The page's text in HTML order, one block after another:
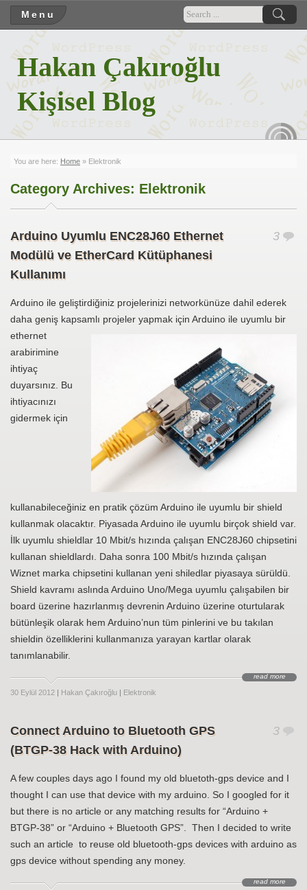
Menu
Hakan Çakıroğlu
Kişisel Blog
You are here: Home » Elektronik
Category Archives: Elektronik
Arduino Uyumlu ENC28J60 Ethernet
Modülü ve EtherCard Kütüphanesi
Kullanımı
Arduino ile geliştirdiğiniz projelerinizi networkünüze dahil ederek
daha geniş kapsamlı projeler yapmak için Arduino ile uyumlu bir
ethernet
arabirimine
ihtiyaç
duyarsınız. Bu
ihtiyacınızı
gidermek için
kullanabileceğiniz en pratik çözüm Arduino ile uyumlu bir shield
kullanmak olacaktır. Piyasada Arduino ile uyumlu birçok shield var.
İlk uyumlu shieldlar 10 Mbit/s hızında çalışan ENC28J60 chipsetini
kullanan shieldlardı. Daha sonra 100 Mbit/s hızında çalışan
Wiznet marka chipsetini kullanan yeni shiledlar piyasaya sürüldü.
Shield kavramı aslında Arduino Uno/Mega uyumlu çalışabilen bir
board üzerine hazırlanmış devrenin Arduino üzerine oturtularak
bütünleşik olarak hem Arduino’nun tüm pinlerini ve bu takılan
shieldin özelliklerini kullanmanıza yarayan kartlar olarak
tanımlanabilir.
read more
30 Eylül 2012 | Hakan Çakıroğlu | Elektronik
3
Connect Arduino to Bluetooth GPS
(BTGP-38 Hack with Arduino)
A few couples days ago I found my old bluetoth-gps device and I
thought I can use that device with my arduino. So I googled for it
but there is no article or any matching results for “Arduino +
BTGP-38” or “Arduino + Bluetooth GPS”. Then I decided to write
such an article to reuse old bluetooth-gps devices with arduino as
gps device without spending any money.
read more
3